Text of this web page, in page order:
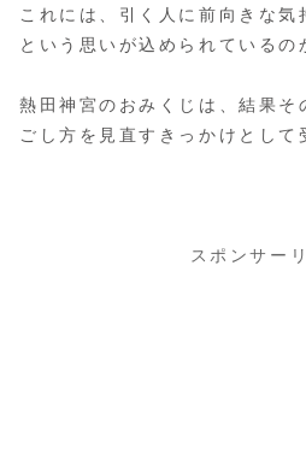
これには、引く人に前向きな気
という思いが込められているの
熱田神宮のおみくじは、結果そ
ごし方を見直すきっかけとして
スポンサー